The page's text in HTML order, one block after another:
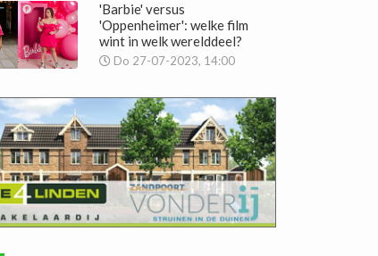
'Barbie' versus
'Oppenheimer': welke film
wint in welk werelddeel?
Do 27-07-2023, 14:00